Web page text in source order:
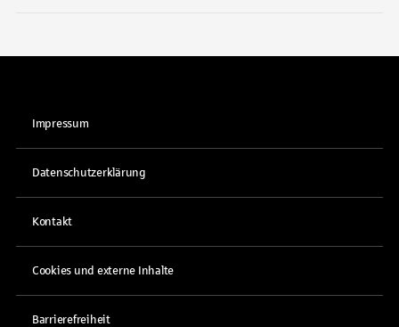
Impressum
Datenschutzerklärung
Kontakt
Cookies und externe Inhalte
Barrierefreiheit